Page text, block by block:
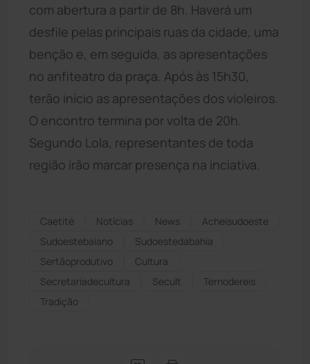
com abertura a partir de 8h. Haverá um
desfile pelas principais ruas da cidade, uma
benção e, em seguida, as apresentações
no anfiteatro da praça. Após às 15h30,
terão início as apresentações dos violeiros.
O encontro termina por volta de 20h.
Segundo Lola, representantes de toda
região irão marcar presença na inciativa.
Caetité Notícias News
Acheisudoeste
Sudoestebaiano
Sudoestedabahia
Sertãoprodutivo
Cultura
Secretariadecultura
Secult
Ternodereis
Tradição